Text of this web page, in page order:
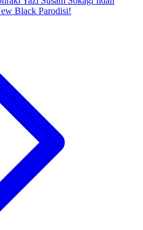
Black Parodisi!